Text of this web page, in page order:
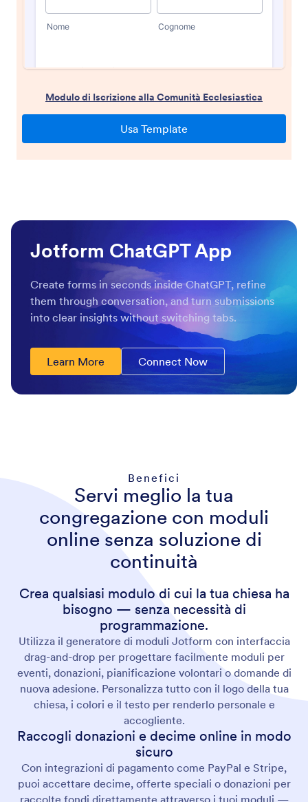
Jotform ChatGPT App
Create forms in seconds inside ChatGPT, refine
them through conversation, and turn submissions
into clear insights without switching tabs.
Learn More Connect Now
Benefici
Servi meglio la tua
congregazione con moduli
online senza soluzione di
continuità
Crea qualsiasi modulo di cui la tua chiesa ha
bisogno — senza necessità di
programmazione.
Utilizza il generatore di moduli Jotform con interfaccia
drag-and-drop per progettare facilmente moduli per
eventi, donazioni, pianificazione volontari o domande di
nuova adesione. Personalizza tutto con il logo della tua
chiesa, i colori e il testo per renderlo personale e
accogliente.
Raccogli donazioni e decime online in modo
sicuro
Con integrazioni di pagamento come PayPal e Stripe,
puoi accettare decime, offerte speciali o donazioni per
raccolte fondi direttamente attraverso i tuoi moduli —